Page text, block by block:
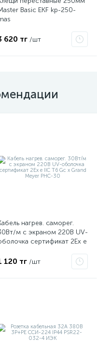
Basic EKF kp-250-
620 тг /шт
нагрев. саморег.
м с экраном 220В UV-
сертификат 2Ex e
30
120 тг /шт